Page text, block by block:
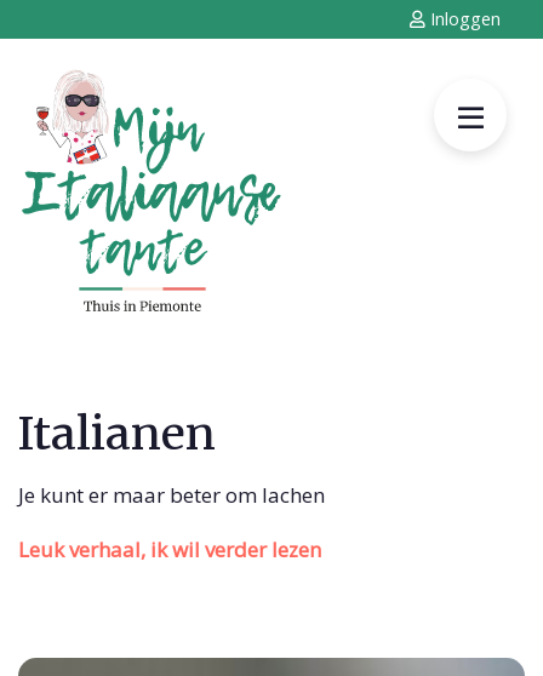
Inloggen
Italianen
Je kunt er maar beter om lachen
Leuk verhaal, ik wil verder lezen